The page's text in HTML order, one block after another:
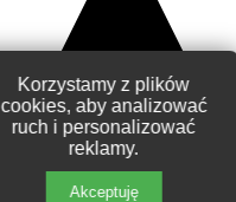
Korzystamy z plików
cookies, aby analizować
ruch i personalizować
reklamy.
Akceptuję